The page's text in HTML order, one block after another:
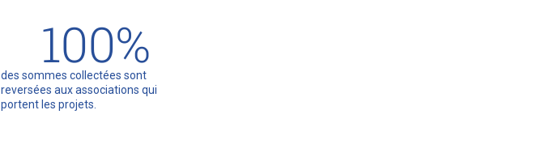
des sommes collectées sont
reversées aux associations qui
portent les projets.
100%